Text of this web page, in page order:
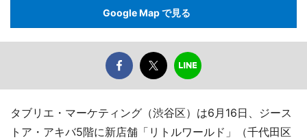
Google Map で見る
タブリエ・マーケティング（渋谷区）は6月16日、ジース
トア・アキバ5階に新店舗「リトルワールド」（千代田区